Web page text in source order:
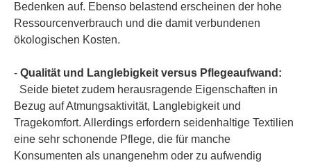
Bedenken auf. Ebenso belastend erscheinen der hohe
Ressourcenverbrauch und die damit verbundenen
ökologischen Kosten.
- Qualität und Langlebigkeit versus Pflegeaufwand:
Seide bietet zudem herausragende Eigenschaften in
Bezug auf Atmungsaktivität, Langlebigkeit und
Tragekomfort. Allerdings erfordern seidenhaltige Textilien
eine sehr schonende Pflege, die für manche
Konsumenten als unangenehm oder zu aufwendig